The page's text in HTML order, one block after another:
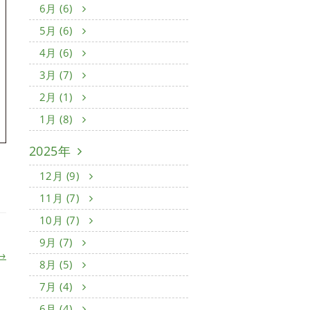
6月 (6)
5月 (6)
4月 (6)
3月 (7)
2月 (1)
1月 (8)
2025年
12月 (9)
11月 (7)
10月 (7)
9月 (7)
8月 (5)
7月 (4)